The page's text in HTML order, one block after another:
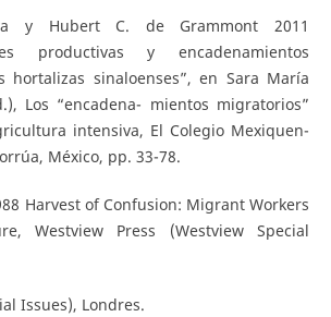
y Hubert C. de Grammont 2011
productivas y encadenamientos
hortalizas sinaloenses”, en Sara María
Los “encadena- mientos migratorios”
intensiva, El Colegio Mexiquen-
México, pp. 33-78.
Harvest of Confusion: Migrant Workers
Westview Press (Westview Special
Issues), Londres.